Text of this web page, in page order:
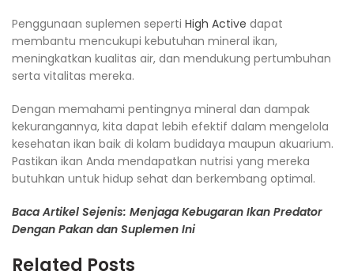
Penggunaan suplemen seperti High Active dapat
membantu mencukupi kebutuhan mineral ikan,
meningkatkan kualitas air, dan mendukung pertumbuhan
serta vitalitas mereka.
Dengan memahami pentingnya mineral dan dampak
kekurangannya, kita dapat lebih efektif dalam mengelola
kesehatan ikan baik di kolam budidaya maupun akuarium.
Pastikan ikan Anda mendapatkan nutrisi yang mereka
butuhkan untuk hidup sehat dan berkembang optimal.
Baca Artikel Sejenis: Menjaga Kebugaran Ikan Predator
Dengan Pakan dan Suplemen Ini
Related Posts